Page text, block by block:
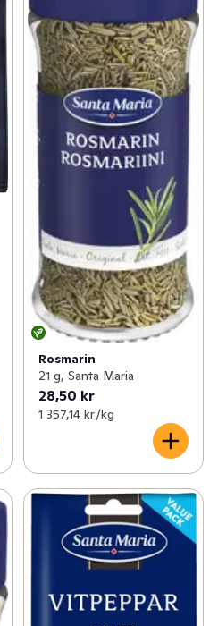
Rosmarin
21 g, Santa Maria
28,50 kr
1 357,14 kr /kg